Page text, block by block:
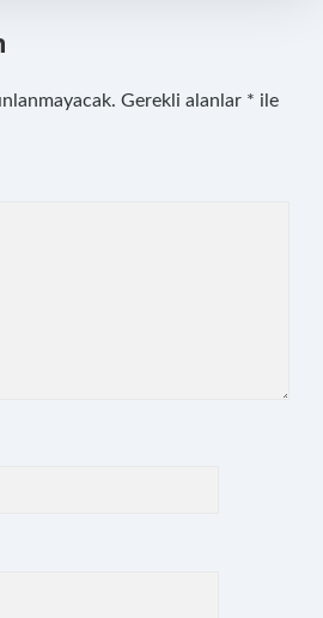
Gerekli alanlar * ile